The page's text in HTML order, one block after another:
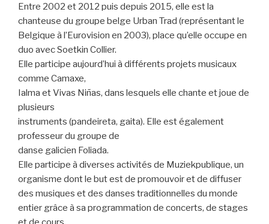
Entre 2002 et 2012 puis depuis 2015, elle est la
chanteuse du groupe belge Urban Trad (représentant le
Belgique à l’Eurovision en 2003), place qu’elle occupe en
duo avec Soetkin Collier.
Elle participe aujourd’hui à différents projets musicaux
comme Camaxe,
Ialma et Vivas Niñas, dans lesquels elle chante et joue de
plusieurs
instruments (pandeireta, gaita). Elle est également
professeur du groupe de
danse galicien Foliada.
Elle participe à diverses activités de Muziekpublique, un
organisme dont le but est de promouvoir et de diffuser
des musiques et des danses traditionnelles du monde
entier grâce à sa programmation de concerts, de stages